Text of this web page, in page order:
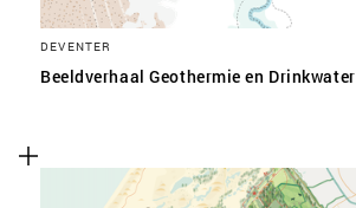
DEVENTER
Beeldverhaal Geothermie en Drinkwater